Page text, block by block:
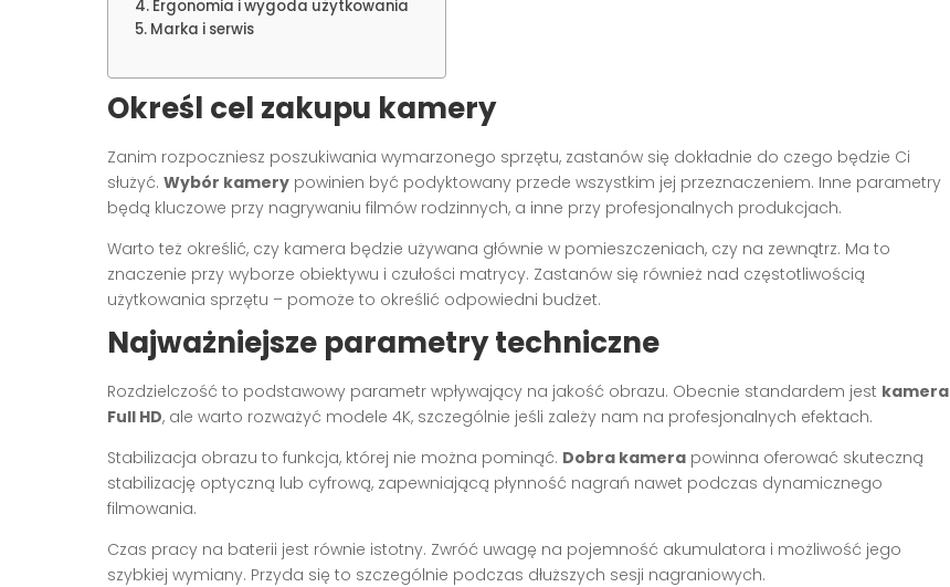
Ergonomia i wygoda użytkowania
Marka i serwis
Określ cel zakupu kamery
Zanim rozpoczniesz poszukiwania wymarzonego sprzętu, zastanów się dokładnie do czego będzie Ci
służyć. Wybór kamery powinien być podyktowany przede wszystkim jej przeznaczeniem. Inne parametry
będą kluczowe przy nagrywaniu filmów rodzinnych, a inne przy profesjonalnych produkcjach.
Warto też określić, czy kamera będzie używana głównie w pomieszczeniach, czy na zewnątrz. Ma to
znaczenie przy wyborze obiektywu i czułości matrycy. Zastanów się również nad częstotliwością
użytkowania sprzętu – pomoże to określić odpowiedni budżet.
Najważniejsze parametry techniczne
Rozdzielczość to podstawowy parametr wpływający na jakość obrazu. Obecnie standardem jest kamera
Full HD, ale warto rozważyć modele 4K, szczególnie jeśli zależy nam na profesjonalnych efektach.
Stabilizacja obrazu to funkcja, której nie można pominąć. Dobra kamera powinna oferować skuteczną
stabilizację optyczną lub cyfrową, zapewniającą płynność nagrań nawet podczas dynamicznego
filmowania.
Czas pracy na baterii jest równie istotny. Zwróć uwagę na pojemność akumulatora i możliwość jego
szybkiej wymiany. Przyda się to szczególnie podczas dłuższych sesji nagraniowych.